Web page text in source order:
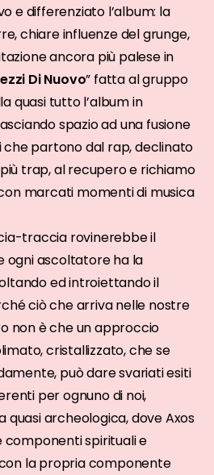
e differenziato l’album: la
chiare influenze del grunge,
ancora più palese in
Di Nuovo” fatta al gruppo
quasi tutto l’album in
spazio ad una fusione
che partono dal rap, declinato
trap, al recupero e richiamo
marcati momenti di musica
traccia rovinerebbe il
ogni ascoltatore ha la
ed introiettando il
ciò che arriva nelle nostre
non è che un approccio
cristallizzato, che se
può dare svariati esiti
per ognuno di noi,
quasi archeologica, dove Axos
componenti spirituali e
la propria componente